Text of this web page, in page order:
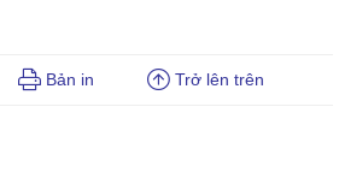
Bản in Trở lên trên